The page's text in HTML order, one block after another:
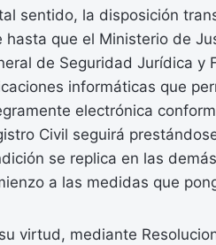
sentido, la disposición
hasta que el Ministerio de
de Seguridad Jurídica y
informáticas que
electrónica
Civil seguirá
se replica en las
a las medidas que
virtud, mediante